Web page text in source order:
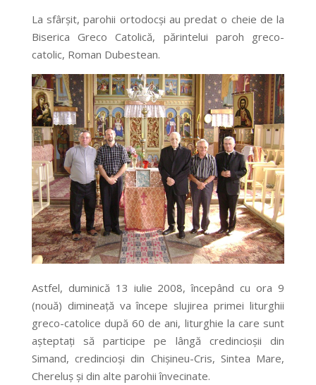
La sfârşit, parohii ortodocşi au predat o cheie de la
Biserica Greco Catolică, părintelui paroh greco-
catolic, Roman Dubestean.
Astfel, duminică 13 iulie 2008, începând cu ora 9
(nouă) dimineaţă va începe slujirea primei liturghii
greco-catolice după 60 de ani, liturghie la care sunt
aşteptaţi să participe pe lângă credincioşii din
Simand, credincioşi din Chişineu-Cris, Sintea Mare,
Chereluş şi din alte parohii învecinate.